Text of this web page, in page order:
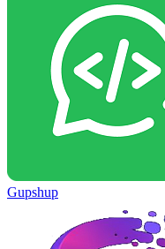
Gupshup